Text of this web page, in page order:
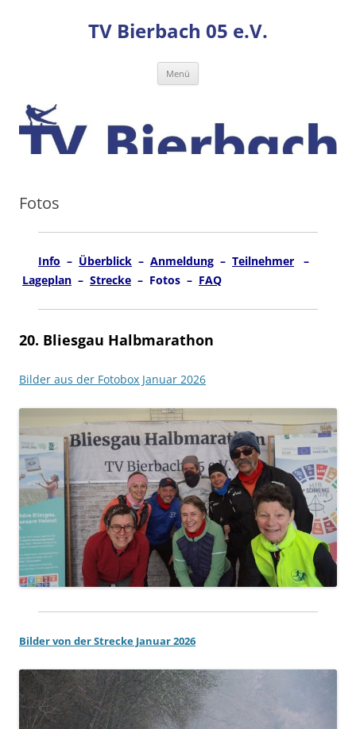
TV Bierbach 05 e.V.
Menü
Fotos
Info – Überblick – Anmeldung – Teilnehmer –
Lageplan – Strecke – Fotos – FAQ
20. Bliesgau Halbmarathon
Bilder aus der Fotobox Januar 2026
Bilder von der Strecke Januar 2026